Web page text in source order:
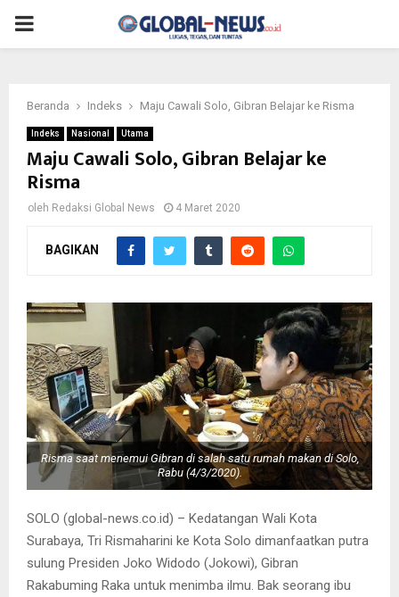
PRIMARY
Beranda Indeks Maju Cawali Solo, Gibran Belajar ke Risma
Indeks Nasional Utama
Maju Cawali Solo, Gibran Belajar ke
Risma
oleh Redaksi Global News 4 Maret 2020
BAGIKAN
Risma saat menemui Gibran di salah satu rumah makan di Solo,
Rabu (4/3/2020).
SOLO (global-news.co.id) – Kedatangan Wali Kota
Surabaya, Tri Rismaharini ke Kota Solo dimanfaatkan putra
sulung Presiden Joko Widodo (Jokowi), Gibran
Rakabuming Raka untuk menimba ilmu. Bak seorang ibu